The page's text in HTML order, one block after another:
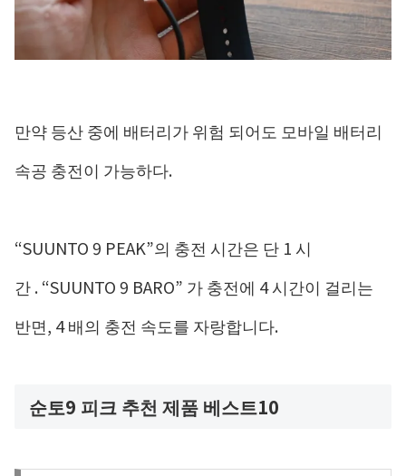
만약 등산 중에 배터리가 위험 되어도 모바일 배터리
속공 충전이 가능하다.
“SUUNTO 9 PEAK”의 충전 시간은 단 1 시
간 . “SUUNTO 9 BARO” 가 충전에 4 시간이 걸리는
반면, 4 배의 충전 속도를 자랑합니다.
순토9 피크 추천 제품 베스트10